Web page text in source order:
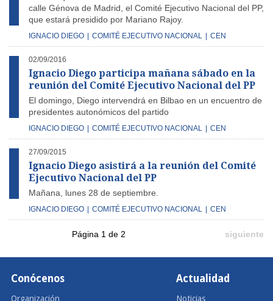
calle Génova de Madrid, el Comité Ejecutivo Nacional del PP,
que estará presidido por Mariano Rajoy.
IGNACIO DIEGO COMITÉ EJECUTIVO NACIONAL CEN
02/09/2016
Ignacio Diego participa mañana sábado en la
reunión del Comité Ejecutivo Nacional del PP
El domingo, Diego intervendrá en Bilbao en un encuentro de
presidentes autonómicos del partido
IGNACIO DIEGO COMITÉ EJECUTIVO NACIONAL CEN
27/09/2015
Ignacio Diego asistirá a la reunión del Comité
Ejecutivo Nacional del PP
Mañana, lunes 28 de septiembre.
IGNACIO DIEGO COMITÉ EJECUTIVO NACIONAL CEN
Página 1 de 2 siguiente
Conócenos
Organización
Actualidad
Noticias